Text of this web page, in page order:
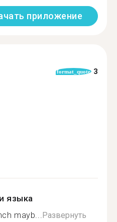
приложение
format_quote 3
языка
mayb...Развернуть